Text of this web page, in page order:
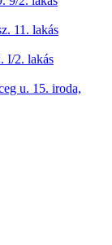
11. lakás
I/2. lakás
u. 15. iroda,